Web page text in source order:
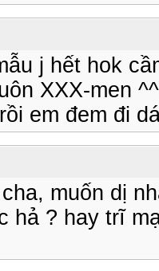
j hết hok
XXX-men ^^
em đem đi
muốn dị
hả ? hay trĩ